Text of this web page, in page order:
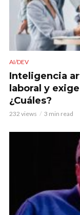
AI/DEV
Inteligencia
laboral y
¿Cuáles?
232 views 3 min read